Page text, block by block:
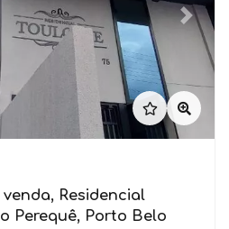
Next
Residencial
Perequê, Porto Belo